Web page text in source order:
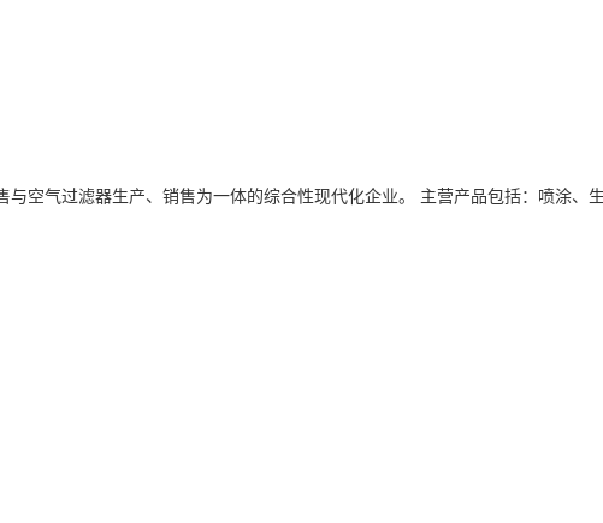
空气过滤器生产、销售为一体的综合性现代化企业。 主营产品包括：喷涂、